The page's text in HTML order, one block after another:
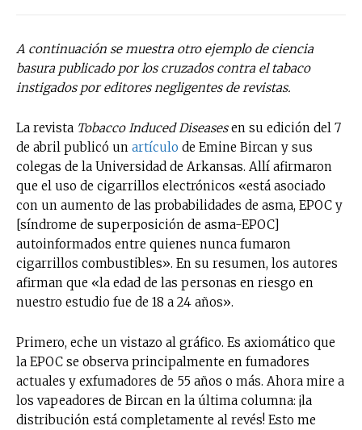
A continuación se muestra otro ejemplo de ciencia
basura publicado por los cruzados contra el tabaco
instigados por editores negligentes de revistas.
La revista Tobacco Induced Diseasesen su edición del 7
de abril publicó un artículo de Emine Bircan y sus
colegas de la Universidad de Arkansas. Allí afirmaron
que el uso de cigarrillos electrónicos «está asociado
con un aumento de las probabilidades de asma, EPOC y
[síndrome de superposición de asma-EPOC]
autoinformados entre quienes nunca fumaron
cigarrillos combustibles». En su resumen, los autores
afirman que «la edad de las personas en riesgo en
nuestro estudio fue de 18 a 24 años».
Primero, eche un vistazo al gráfico. Es axiomático que
la EPOC se observa principalmente en fumadores
actuales y exfumadores de 55 años o más. Ahora mire a
los vapeadores de Bircan en la última columna: ¡la
distribución está completamente al revés! Esto me